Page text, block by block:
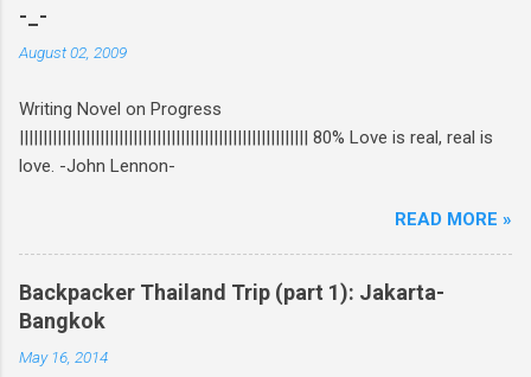
Follow twitter @rheinfathia dan Like Fan Page
Rhein Fathia Twitpic cover novel " Jalan Menuju
Cinta-Mu " dan mention 2 temanmu untuk
#JalanMenujuCintaMu novel @rheinfathia yuk,
@[nama teman1] @[nama teman2] Info
www.rheinfathia.com " Boleh nge-twit berkali-
-_-
August 02, 2009
Writing Novel on Progress
||||||||||||||||||||||||||||||||||||||||||||||||||||||||||||| 80% Love is real, real is
love. -John Lennon-
READ MORE »
Backpacker Thailand Trip (part 1): Jakarta-
Bangkok
May 16, 2014